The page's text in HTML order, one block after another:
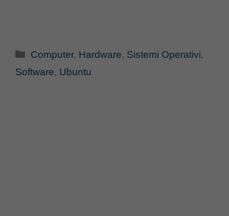
Categorie
Computer, Hardware, Sistemi Operativi,
Software, Ubuntu